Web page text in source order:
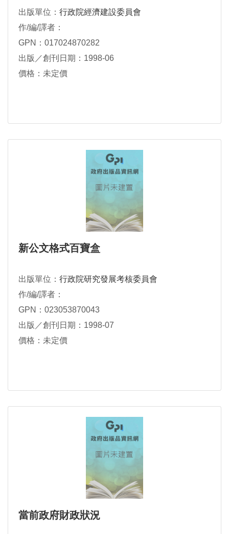
出版單位： 行政院經濟建設委員會
作/編/譯者：
GPN：017024870282
出版／創刊日期：1998-06
價格：未定價
新公文格式百寶盒
出版單位： 行政院研究發展考核委員會
作/編/譯者：
GPN：023053870043
出版／創刊日期：1998-07
價格：未定價
當前政府財政狀況